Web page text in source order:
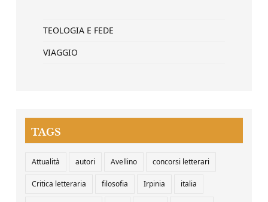
TEOLOGIA E FEDE
VIAGGIO
TAGS
Attualità autori Avellino concorsi letterari
Critica letteraria filosofia Irpinia italia